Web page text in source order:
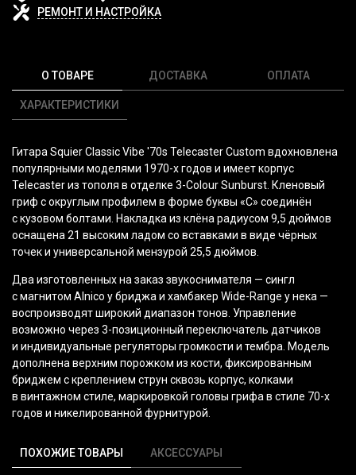
РЕМОНТ И НАСТРОЙКА
О ТОВАРЕ
ХАРАКТЕРИСТИКИ
ДОСТАВКА ОПЛАТА
Гитара Squier Classic Vibe '70s Telecaster Custom вдохновлена
популярными моделями 1970-х годов и имеет корпус
Telecaster из тополя в отделке 3-Colour Sunburst. Кленовый
гриф с округлым профилем в форме буквы «С» соединён
с кузовом болтами. Накладка из клёна радиусом 9,5 дюймов
оснащена 21 высоким ладом со вставками в виде чёрных
точек и универсальной мензурой 25,5 дюймов.
Два изготовленных на заказ звукоснимателя — сингл
с магнитом Alnico у бриджа и хамбакер Wide-Range у нека —
воспроизводят широкий диапазон тонов. Управление
возможно через 3-позиционный переключатель датчиков
и индивидуальные регуляторы громкости и тембра. Модель
дополнена верхним порожком из кости, фиксированным
бриджем с креплением струн сквозь корпус, колками
в винтажном стиле, маркировкой головы грифа в стиле 70-х
годов и никелированной фурнитурой.
ПОХОЖИЕ ТОВАРЫ АКСЕССУАРЫ